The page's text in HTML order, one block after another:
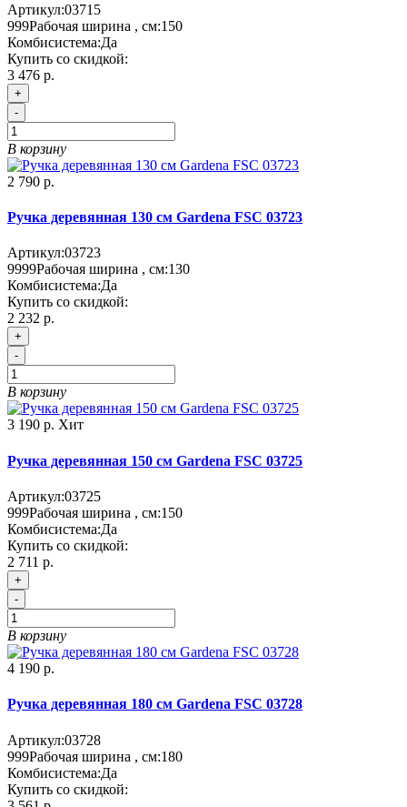
Артикул:03715
999Рабочая ширина , см:150
Комбисистема:Да
Купить со скидкой:
3 476 р.
+
-
В корзину
2 790 р.
Ручка деревянная 130 см Gardena FSC 03723
Артикул:03723
9999Рабочая ширина , см:130
Комбисистема:Да
Купить со скидкой:
2 232 р.
+
-
В корзину
3 190 р. Хит
Ручка деревянная 150 см Gardena FSC 03725
Артикул:03725
999Рабочая ширина , см:150
Комбисистема:Да
Купить со скидкой:
2 711 р.
+
-
В корзину
4 190 р.
Ручка деревянная 180 см Gardena FSC 03728
Артикул:03728
999Рабочая ширина , см:180
Комбисистема:Да
Купить со скидкой: